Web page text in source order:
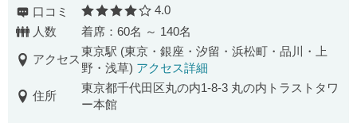
口コミ 口コミ評価
4.0
人数
着席：60名 ～ 140名
アクセス
東京駅 (東京・銀座・汐留・浜松町・品川・上
野・浅草) アクセス詳細
住所
東京都千代田区丸の内1-8-3 丸の内トラストタワ
ー本館